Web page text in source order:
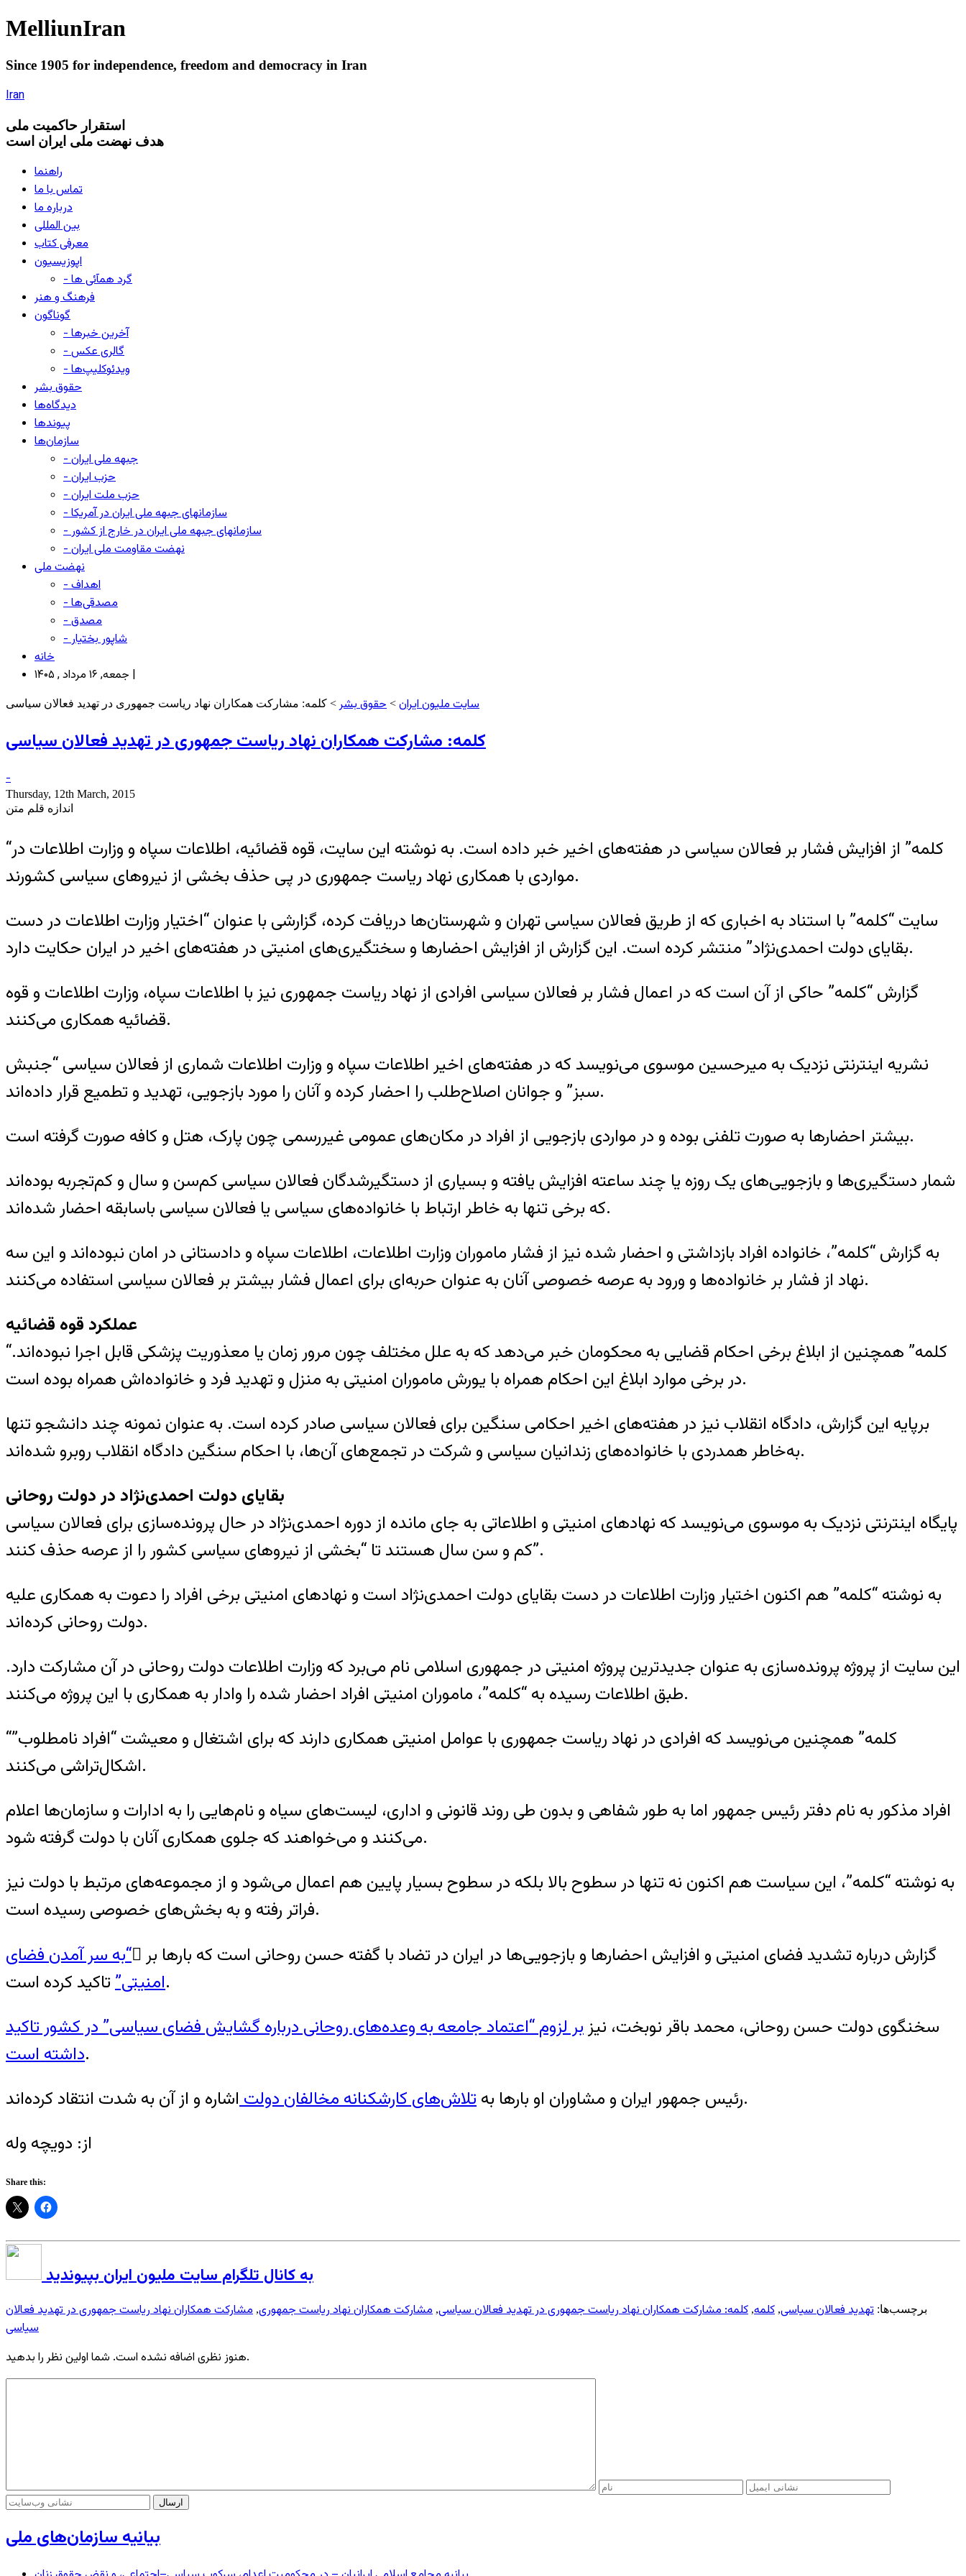
MelliunIran
Since 1905 for independence, freedom and democracy in Iran
Iran
استقرار حاکميت ملی
هدف نهضت ملی ایران است
راهنما
تماس با ما
درباره ما
بین المللی
معرفی کتاب
اپوزیسیون
- گرد همآئی ها
فرهنگ و هنر
گوناگون
- آخرین خبرها
- گالری عکس
- ویدئوکلیپ‌ها
حقوق بشر
دیدگاه‌ها
پیوندها
سازمان‌ها
- جبهه ملی ایران
- حزب ایران
- حزب ملت ایران
- سازمانهای جبهه ملی ایران در آمریکا
- سازمانهای جبهه ملی ایران در خارج از کشور
- نهضت مقاومت ملی ایران
نهضت ملی
- اهداف
- مصدقی‌ها
- مصدق
- شاپور بختیار
خانه
جمعه, ۱۶ مرداد , ۱۴۰۵ |
سایت ملیون ایران > حقوق بشر > کلمه: مشارکت همکاران نهاد ریاست جمهوری در تهدید فعالان سیاسی
کلمه: مشارکت همکاران نهاد ریاست جمهوری در تهدید فعالان سیاسی
-
Thursday, 12th March, 2015
اندازه قلم متن
“کلمه” از افزایش فشار بر فعالان سیاسی در هفته‌های اخیر خبر داده است. به نوشته این سایت، قوه قضائيه، اطلاعات سپاه و وزارت اطلاعات در
مواردی با همکاری نهاد ریاست جمهوری در پی حذف بخشی از نیروهای سیاسی‌ کشورند.
سایت “کلمه” با استناد به اخباری که از طریق فعالان سیاسی تهران و شهرستان‌ها دریافت کرده، گزارشی با عنوان “اختیار وزارت اطلاعات در دست
بقایای دولت‌ احمدی‌نژاد” منتشر کرده است. این گزارش از افزایش احضارها و سختگیری‌های امنیتی در هفته‌های اخیر در ایران حکایت دارد.
گزارش “کلمه” حاکی از آن است که در اعمال فشار بر فعالان سیاسی افرادی از نهاد ریاست جمهوری نیز با اطلاعات سپاه، وزارت اطلاعات و قوه
قضائيه همکاری می‌کنند.
نشریه‌ اینترنتی نزدیک به میرحسین موسوی می‌نویسد که در هفته‌های اخیر اطلاعات سپاه و وزارت اطلاعات شماری از فعالان سیاسی “جنبش
سبز” و جوانان اصلاح‌طلب را احضار کرده و آنان را مورد بازجویی، تهدید و تطمیع قرار داده‌اند.
بیشتر احضارها به صورت تلفنی بوده و در مواردی بازجویی از افراد در مکان‌های عمومی غیررسمی چون پارک، هتل و کافه صورت گرفته است.
شمار دستگیری‌ها و بازجویی‌های یک روزه یا چند ساعته افزایش یافته و بسیاری از دستگیرشدگان فعالان سیاسی کم‌سن و سال و کم‌تجربه بوده‌اند
که برخی تنها به خاطر ارتباط با خانواده‌های سیاسی یا فعالان سیاسی باسابقه احضار شده‌اند.
به گزارش “کلمه”، خانواده افراد بازداشتی و احضار شده نیز از فشار ماموران وزارت اطلاعات، اطلاعات سپاه و دادستانی در امان نبوده‌اند و این سه
نهاد از فشار بر خانواده‌ها و ورود به عرصه خصوصی آنان به عنوان حربه‌ای برای اعمال فشار بیشتر بر فعالان سیاسی استفاده می‌کنند.
عملکرد قوه قضائيه
“کلمه” همچنین از ابلاغ برخی احکام قضایی به محکومان خبر می‌دهد که به علل مختلف چون مرور زمان یا معذوریت پزشکی قابل اجرا نبوده‌اند.
در برخی موارد ابلاغ این احکام همراه با یورش ماموران امنیتی به منزل و تهدید فرد و خانواده‌اش همراه بوده است.
برپایه این گزارش، دادگاه انقلاب نیز در هفته‌های اخیر احکامی سنگین برای فعالان سیاسی صادر کرده است. به عنوان نمونه چند دانشجو تنها
به‌خاطر همدردی با خانواده‌های زندانیان سیاسی و شرکت در تجمع‌های آن‌ها، با احکام سنگین دادگاه انقلاب روبرو شده‌اند.
بقایای دولت احمدی‌نژاد در دولت روحانی
پایگاه اینترنتی نزدیک به موسوی می‌نویسد که نهادهای امنیتی و اطلاعاتی به جای مانده از دوره احمدی‌نژاد در حال پرونده‌سازی برای فعالان سیاسی
کم و سن سال هستند تا “بخشی از نیروهای سیاسی کشور را از عرصه حذف کنند”.
به نوشته “کلمه” هم اکنون اختیار وزارت اطلاعات در دست بقایای دولت احمدی‌نژاد است و نهادهای امنیتی برخی افراد را دعوت به همکاری علیه
دولت روحانی کرده‌اند.
این سایت از پروژه پرونده‌سازی به عنوان جدیدترین پروژه امنیتی در جمهوری اسلامی نام می‌برد که وزارت اطلاعات دولت روحانی در آن مشارکت دارد.
طبق اطلاعات رسیده به “کلمه”، ماموران امنیتی افراد احضار شده را وادار به همکاری با این پروژه می‌کنند.
“کلمه” همچنین می‌نویسد که افرادی در نهاد ریاست جمهوری با عوامل امنیتی همکاری دارند که برای اشتغال و معیشت “افراد نامطلوب”
اشکال‌تراشی می‌کنند.
افراد مذکور به نام دفتر رئیس جمهور اما به طور شفاهی و بدون طی روند قانونی و اداری، لیست‌های سیاه و نام‌هایی را به ادارات و سازمان‌ها اعلام
می‌کنند و می‌خواهند که جلوی همکاری آنان با دولت گرفته شود.
به نوشته “کلمه”، این سیاست هم اکنون نه تنها در سطوح بالا بلکه در سطوح بسیار پایین هم اعمال می‌شود و از مجموعه‌های مرتبط با دولت نیز
فراتر رفته و به بخش‌های خصوصی رسیده است.
گزارش درباره تشدید فضای امنیتی و افزایش احضارها و بازجویی‌ها در ایران در تضاد با گفته حسن روحانی است که بارها بر َ“به سر آمدن فضای
امنیتی”تاکید کرده است.
سخنگوی دولت حسن روحانی، محمد باقر نوبخت، نیزبر لزوم “اعتماد جامعه به وعده‌های روحانی درباره گشایش فضای سیاسی” در کشور تاکید
داشته است.
رئیس جمهور ایران و مشاوران او بارها بهتلاش‌های کارشکنانه مخالفان دولت
اشاره و از آن به شدت انتقاد کرده‌اند.
از: دویچه وله
Share this:
به کانال تلگرام سایت ملیون ایران بپیوندید
برچسب‌ها: تهدید فعالان سیاسی, کلمه, کلمه: مشارکت همکاران نهاد ریاست جمهوری در تهدید فعالان سیاسی, مشارکت همکاران نهاد ریاست جمهوری, مشارکت همکاران نهاد ریاست جمهوری در تهدید فعالان
سیاسی
هنوز نظری اضافه نشده است. شما اولین نظر را بدهید.
بیانیه سازمان‌های ملی